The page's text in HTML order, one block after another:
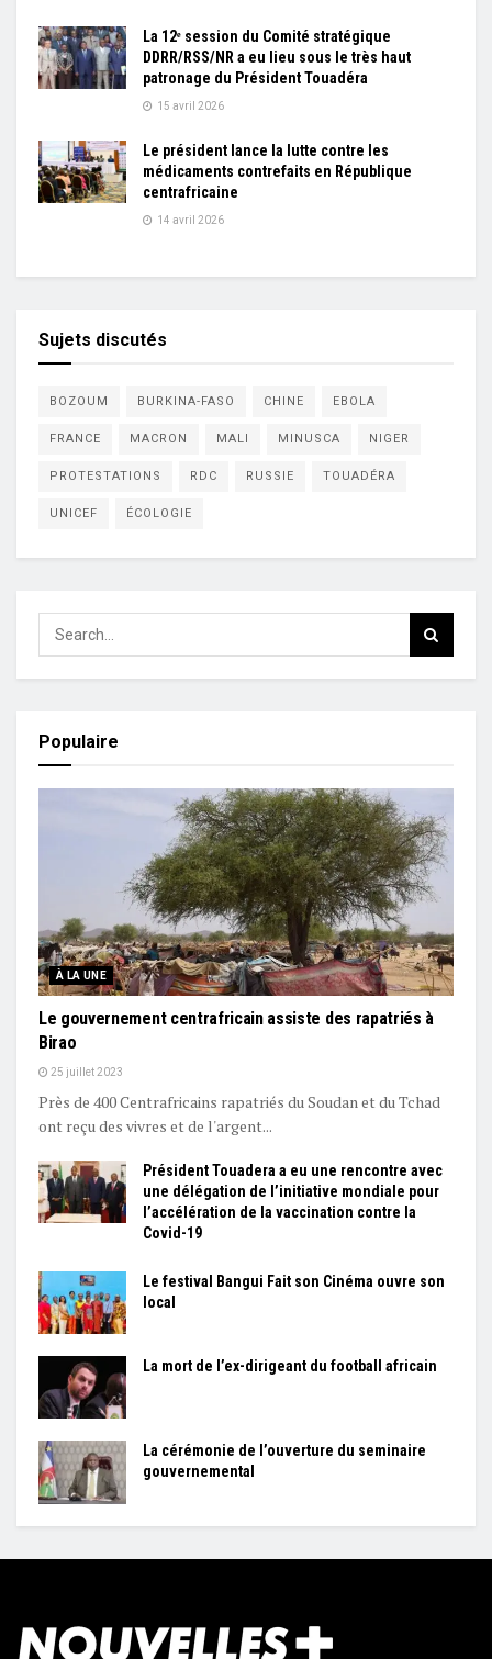
La 12ᵉ session du Comité stratégique
DDRR/RSS/NR a eu lieu sous le très haut
patronage du Président Touadéra
15 avril 2026
Le président lance la lutte contre les
médicaments contrefaits en République
centrafricaine
14 avril 2026
Sujets discutés
BOZOUM BURKINA-FASO CHINE EBOLA
FRANCE MACRON MALI MINUSCA NIGER
PROTESTATIONS RDC RUSSIE TOUADÉRA
UNICEF ÉCOLOGIE
Populaire
À LA UNE
Le gouvernement centrafricain assiste des rapatriés à
Birao
25 juillet 2023
Près de 400 Centrafricains rapatriés du Soudan et du Tchad
ont reçu des vivres et de l'argent...
Président Touadera a eu une rencontre avec
une délégation de l’initiative mondiale pour
l’accélération de la vaccination contre la
Covid-19
Le festival Bangui Fait son Cinéma ouvre son
local
La mort de l’ex-dirigeant du football africain
La cérémonie de l’ouverture du seminaire
gouvernemental